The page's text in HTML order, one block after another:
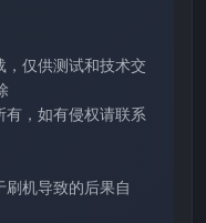
仅供测试和技术交
，如有侵权请联系
机导致的后果自